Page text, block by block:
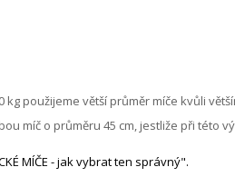
použijeme větší průměr míče kvůli
míč o průměru 45 cm, jestliže při této
MÍČE - jak vybrat ten správný".